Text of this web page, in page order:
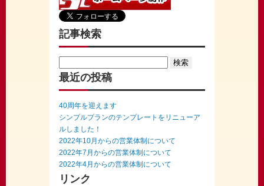
記事検索
for:
最近の投稿
40周年を迎えます
シンプルプランのテンプレートをリニューア
ルしました！
2022年10月からの営業体制について
2022年7月からの営業体制について
2022年4月からの営業体制について
リンク